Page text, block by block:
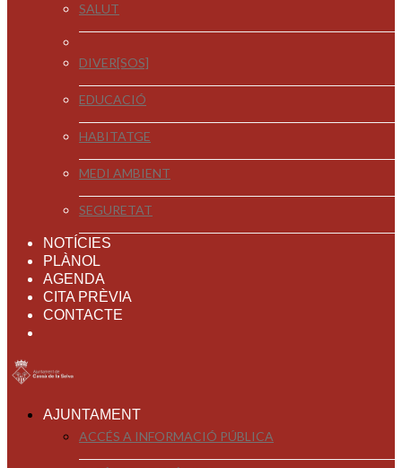
SALUT
DIVER[SOS]
EDUCACIÓ
HABITATGE
MEDI AMBIENT
SEGURETAT
NOTÍCIES
PLÀNOL
AGENDA
CITA PRÈVIA
CONTACTE
AJUNTAMENT
ACCÉS A INFORMACIÓ PÚBLICA